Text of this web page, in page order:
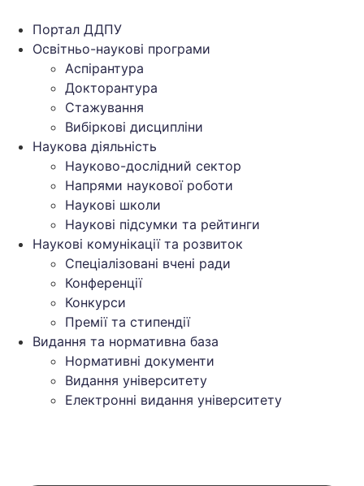
вмісту
Портал ДДПУ
Освітньо-наукові програми
Аспірантура
Докторантура
Стажування
Вибіркові дисципліни
Наукова діяльність
Науково-дослідний сектор
Напрями наукової роботи
Наукові школи
Наукові підсумки та рейтинги
Наукові комунікації та розвиток
Спеціалізовані вчені ради
Конференції
Конкурси
Премії та стипендії
Видання та нормативна база
Нормативні документи
Видання університету
Електронні видання університету